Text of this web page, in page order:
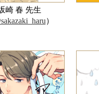
崎 春 先生
）